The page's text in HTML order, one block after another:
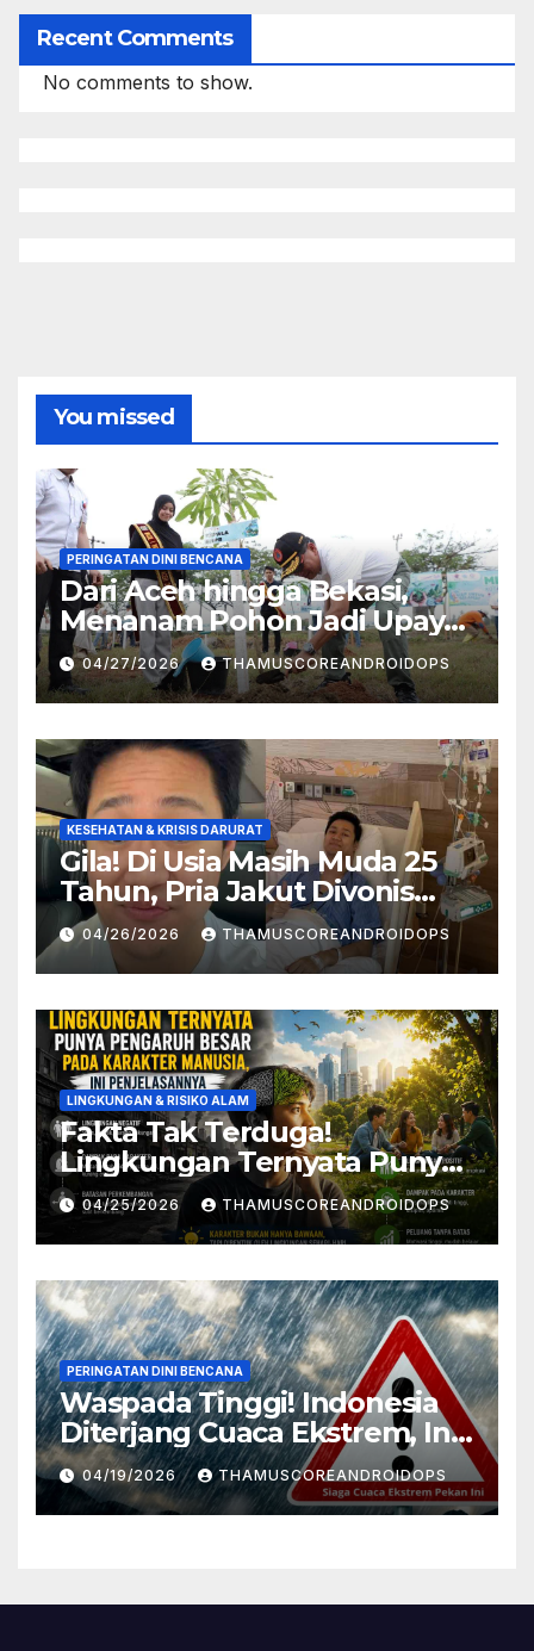
Recent Comments
No comments to show.
You missed
PERINGATAN DINI BENCANA
Dari Aceh hingga Bekasi,
Menanam Pohon Jadi Upaya
Redam Bencana Alam
04/27/2026 THAMUSCOREANDROIDOPS
KESEHATAN & KRISIS DARURAT
Gila! Di Usia Masih Muda 25
Tahun, Pria Jakut Divonis
Kanker Limfoma, Ini Dugaan
Penyebabnya
04/26/2026 THAMUSCOREANDROIDOPS
LINGKUNGAN & RISIKO ALAM
Fakta Tak Terduga!
Lingkungan Ternyata Punya
Pengaruh Besar Pada
Karakter Manusia, Ini
Penjelasannya
04/25/2026 THAMUSCOREANDROIDOPS
PERINGATAN DINI BENCANA
Waspada Tinggi! Indonesia
Diterjang Cuaca Ekstrem, Ini
Daftar Daerah Rawan
04/19/2026 THAMUSCOREANDROIDOPS